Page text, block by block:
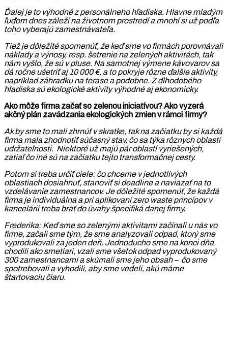
Ďalej je to výhodné z personálneho hľadiska. Hlavne mladým
ľuďom dnes záleží na životnom prostredí a mnohí si už podľa
toho vyberajú zamestnávateľa.
Tiež je dôležité spomenúť, že keď sme vo firmách porovnávali
náklady a výnosy, resp. šetrenie na zelených aktivitách, tak
nám vyšlo, že sú v pluse. Na samotnej výmene kávovarov sa
dá ročne ušetriť aj 10 000 €, a to pokryje rôzne ďalšie aktivity,
napríklad záhradku na terase a podobne. Z dlhodobého
hľadiska sú ekologické aktivity výhodné aj ekonomicky.
Ako môže firma začať so zelenou iniciatívou? Ako vyzerá
akčný plán zavádzania ekologických zmien v rámci firmy?
Ak by sme to mali zhrnúť v skratke, tak na začiatku by si každá
firma mala zhodnotiť súčasný stav, čo sa týka rôznych oblastí
udržateľnosti. Niektoré už majú pár oblastí vyriešených,
zatiaľ čo iné sú na začiatku tejto transformačnej cesty.
Potom si treba určiť ciele: čo chceme v jednotlivých
oblastiach dosiahnuť, stanoviť si deadline a naviazať na to
vzdelávanie zamestnancov. Je dôležité spomenúť, že každá
firma je individuálna a pri aplikovaní zero waste princípov v
kancelárii treba brať do úvahy špecifiká danej firmy.
Frederika: Keď sme so zelenými aktivitami začínali u nás vo
firme, začali sme tým, že sme analyzovali odpad, ktorý sme
vyprodukovali za jeden deň. Jednoducho sme na konci dňa
chodili ako smetiari, vzali sme všetok odpad vyprodukovaný
300 zamestnancami a skúmali sme jeho obsah – čo sme
spotrebovali a vyhodili, aby sme vedeli, akú máme
štartovaciu čiaru.